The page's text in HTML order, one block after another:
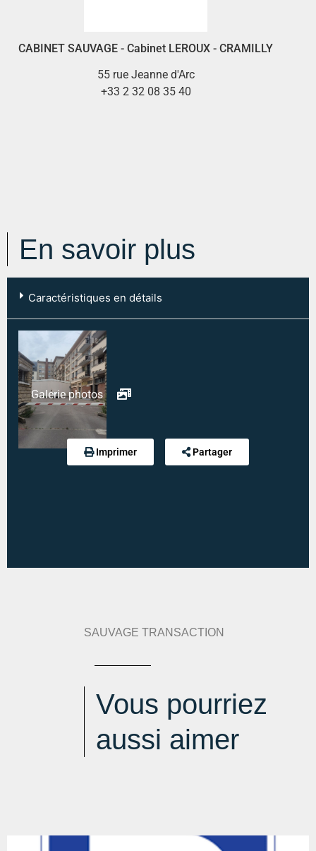
CABINET SAUVAGE - Cabinet LEROUX - CRAMILLY
55 rue Jeanne d'Arc
+33 2 32 08 35 40
En savoir plus
Caractéristiques en détails
Code postal :76100
Ville : ROUEN
Type mandat :Exclusif
Référence :1163
Dépôt de garantie :60 €
Honoraires de location :90 €
Galerie photos
Imprimer Partager
SAUVAGE TRANSACTION
Vous pourriez
aussi aimer